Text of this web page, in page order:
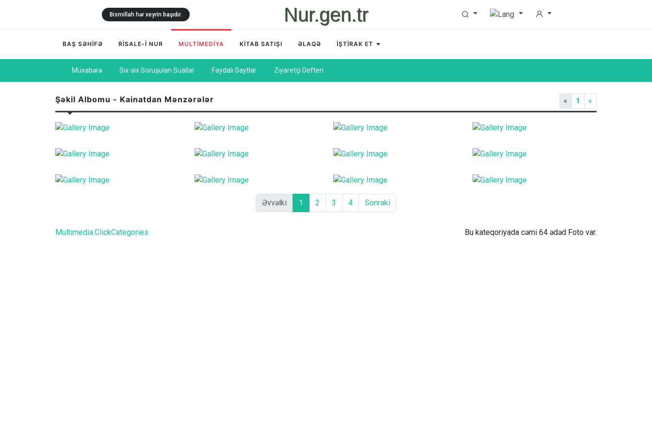
Nur.gen.tr
Bismillah hər xeyrin başıdır.
BAŞ SƏHİFƏ RİSALE-İ NUR MULTİMEDİYA KİTAB SATIŞI ƏLAQƏ İŞTİRAK ET
Müxabərə Sıx-sıx Soruşulan Suallar Faydalı Saytlar Ziyaretçi Defteri
Şəkil Albomu - Kainatdan Mənzərələr « 1 »
Əvvəlki 1 2 3 4 Sonraki
Multimedia.ClickCategories Bu kateqoriyada cəmi 64 ədəd Foto var.